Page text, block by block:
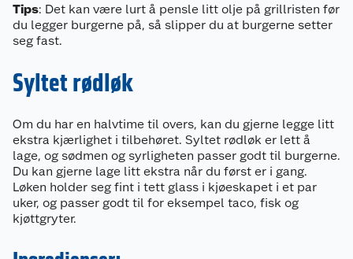
Tips: Det kan være lurt å pensle litt olje på grillristen før
du legger burgerne på, så slipper du at burgerne setter
seg fast.
Syltet rødløk
Om du har en halvtime til overs, kan du gjerne legge litt
ekstra kjærlighet i tilbehøret. Syltet rødløk er lett å
lage, og sødmen og syrligheten passer godt til burgerne.
Du kan gjerne lage litt ekstra når du først er i gang.
Løken holder seg fint i tett glass i kjøeskapet i et par
uker, og passer godt til for eksempel taco, fisk og
kjøttgryter.